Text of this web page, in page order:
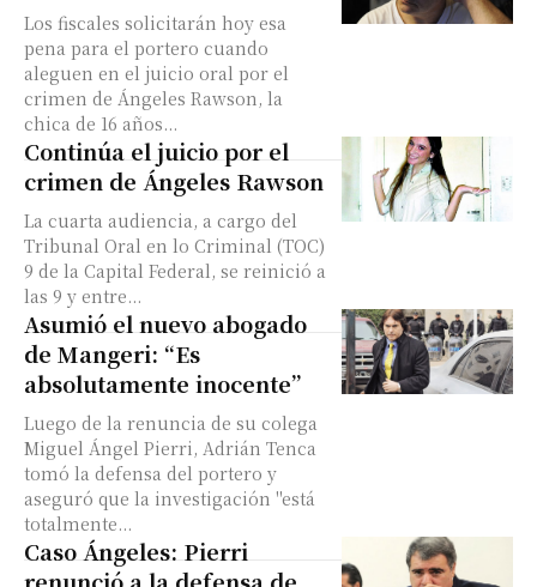
Los fiscales solicitarán hoy esa
pena para el portero cuando
aleguen en el juicio oral por el
crimen de Ángeles Rawson, la
chica de 16 años...
Continúa el juicio por el
crimen de Ángeles Rawson
La cuarta audiencia, a cargo del
Tribunal Oral en lo Criminal (TOC)
9 de la Capital Federal, se reinició a
las 9 y entre...
Asumió el nuevo abogado
de Mangeri: “Es
absolutamente inocente”
Luego de la renuncia de su colega
Miguel Ángel Pierri, Adrián Tenca
tomó la defensa del portero y
aseguró que la investigación "está
totalmente...
Caso Ángeles: Pierri